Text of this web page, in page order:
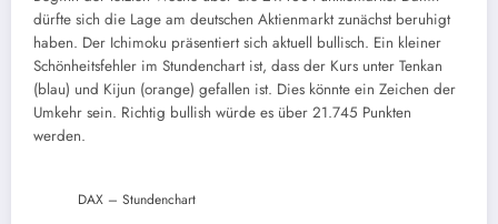
dürfte sich die Lage am deutschen Aktienmarkt zunächst beruhigt
haben. Der Ichimoku präsentiert sich aktuell bullisch. Ein kleiner
Schönheitsfehler im Stundenchart ist, dass der Kurs unter Tenkan
(blau) und Kijun (orange) gefallen ist. Dies könnte ein Zeichen der
Umkehr sein. Richtig bullish würde es über 21.745 Punkten
werden.
DAX – Stundenchart